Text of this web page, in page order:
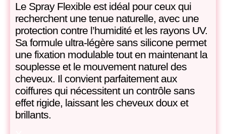
Le Spray Flexible est idéal pour ceux qui
recherchent une tenue naturelle, avec une
protection contre l’humidité et les rayons UV.
Sa formule ultra-légère sans silicone permet
une fixation modulable tout en maintenant la
souplesse et le mouvement naturel des
cheveux. Il convient parfaitement aux
coiffures qui nécessitent un contrôle sans
effet rigide, laissant les cheveux doux et
brillants.